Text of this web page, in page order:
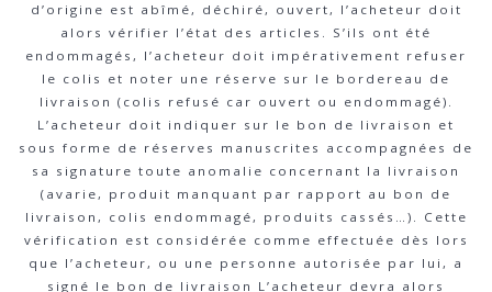
d’origine est abîmé, déchiré, ouvert, l’acheteur doit
alors vérifier l’état des articles. S’ils ont été
endommagés, l’acheteur doit impérativement refuser
le colis et noter une réserve sur le bordereau de
livraison (colis refusé car ouvert ou endommagé).
L’acheteur doit indiquer sur le bon de livraison et
sous forme de réserves manuscrites accompagnées de
sa signature toute anomalie concernant la livraison
(avarie, produit manquant par rapport au bon de
livraison, colis endommagé, produits cassés…). Cette
vérification est considérée comme effectuée dès lors
que l’acheteur, ou une personne autorisée par lui, a
signé le bon de livraison L’acheteur devra alors